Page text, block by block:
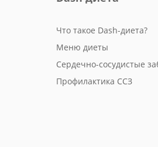
Что такое Dash-диета?
Меню диеты
Сердечно-сосудистые
Профилактика ССЗ